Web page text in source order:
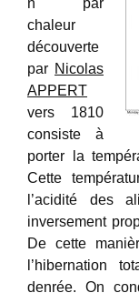
chaleur
découverte
par Nicolas
APPERT
vers 1810
consiste à
porter la
Cette
l’acidité des
inversement
De cette
l’hibernation
denrée. On